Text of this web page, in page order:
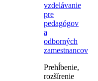
vzdelávanie
pre
pedagógov
a
odborných
zamestnancov
Prehĺbenie,
rozšírenie